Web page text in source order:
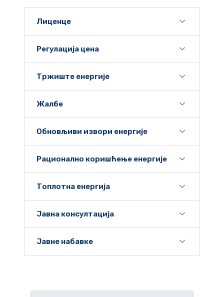
Лиценце
Регулација цена
Тржиште енергије
Жалбе
Обновљиви извори енергије
Рационално коришћење енергије
Топлотна енергија
Јавна консултација
Јавне набавке